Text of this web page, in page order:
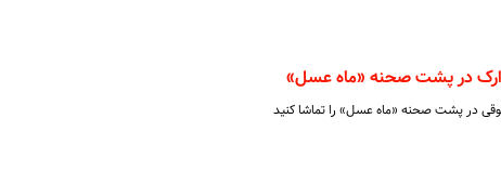
در پشت صحنه «ماه عسل»
در پشت صحنه «ماه عسل» را تماشا کنید